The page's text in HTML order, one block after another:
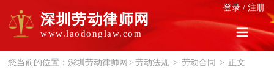
登录 / 注册
深圳劳动律师网
www.laodonglaw.com
您当前的位置：深圳劳动律师网 > 劳动法规 > 劳动合同 > 正文